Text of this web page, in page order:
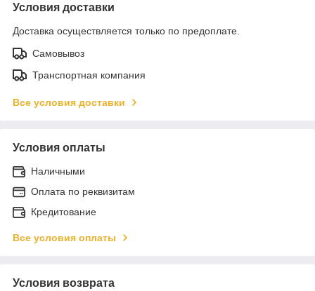
Условия доставки
Доставка осуществляется только по предоплате.
Самовывоз
Транспортная компания
Все условия доставки
Условия оплаты
Наличными
Оплата по реквизитам
Кредитование
Все условия оплаты
Условия возврата